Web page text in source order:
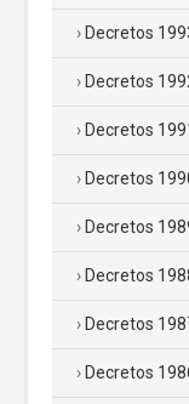
Decretos
Decretos
Decretos
Decretos
Decretos
Decretos
Decretos
Decretos